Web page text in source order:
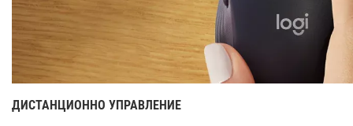
ДИСТАНЦИОННО УПРАВЛЕНИЕ